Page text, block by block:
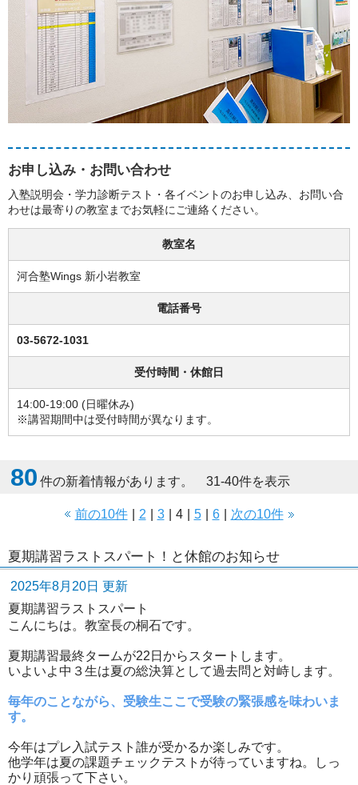
お申し込み・お問い合わせ
入塾説明会・学力診断テスト・各イベントのお申し込み、お問い合
わせは最寄りの教室までお気軽にご連絡ください。
教室名
河合塾Wings 新小岩教室
電話番号
03-5672-1031
受付時間・休館日
14:00-19:00 (日曜休み)
※講習期間中は受付時間が異なります。
80 件の新着情報があります。 31-40件を表示
前の10件 2 3 4 5 6 次の10件
夏期講習ラストスパート！と休館のお知らせ
2025年8月20日 更新
夏期講習ラストスパート
こんにちは。教室長の桐石です。
夏期講習最終タームが22日からスタートします。
いよいよ中３生は夏の総決算として過去問と対峙します。
毎年のことながら、受験生ここで受験の緊張感を味わいま
す。
今年はプレ入試テスト誰が受かるか楽しみです。
他学年は夏の課題チェックテストが待っていますね。しっ
かり頑張って下さい。